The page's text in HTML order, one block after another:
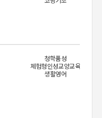
청학품성
체험형인성교양교육
생활영어